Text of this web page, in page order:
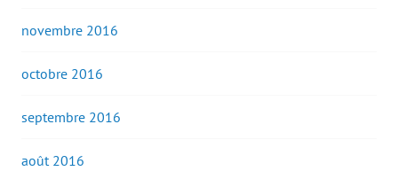
novembre 2016
octobre 2016
septembre 2016
août 2016